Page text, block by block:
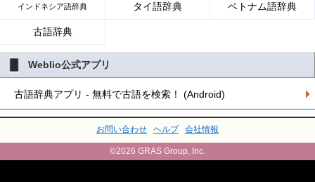
インドネシア語辞典 タイ語辞典 ベトナム語辞典
古語辞典
Weblio公式アプリ
古語辞典アプリ - 無料で古語を検索！ (Android)
お問い合わせ ヘルプ 会社情報
©2026 GRAS Group, Inc.